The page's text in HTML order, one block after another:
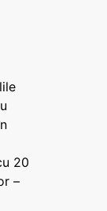
20
–